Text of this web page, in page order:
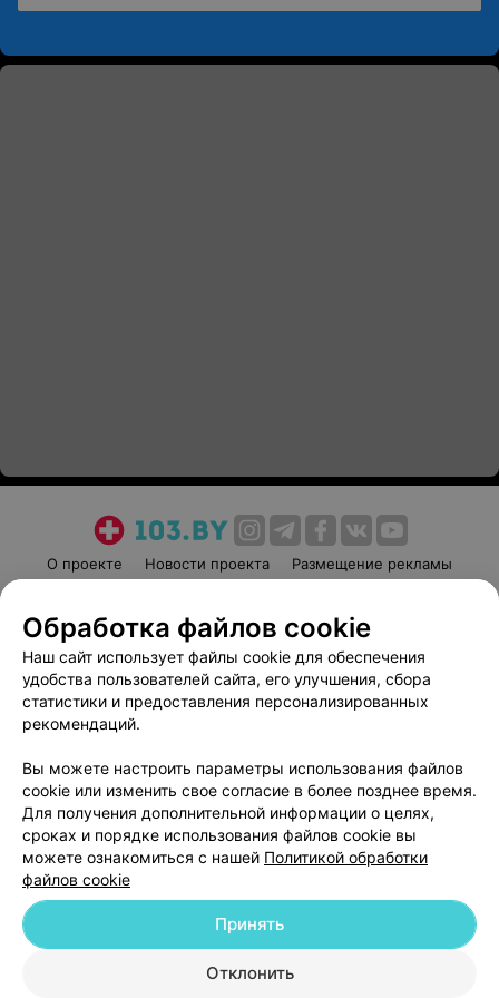
О проекте Новости проекта
Размещение рекламы
Пользовательское соглашение
Способы оплаты
Вакансии
Партнеры
Написать руководителю 103.by
Обработка персональных данных
© 2026 ООО «Артокс Лаб», УНП 191700409
| 220012, Республика Беларусь,
Обработка файлов cookie
Наш сайт использует файлы cookie для обеспечения
удобства пользователей сайта, его улучшения, сбора
статистики и предоставления персонализированных
рекомендаций.
Вы можете настроить параметры использования файлов
cookie или изменить свое согласие в более позднее время.
Для получения дополнительной информации о целях,
сроках и порядке использования файлов cookie вы
можете ознакомиться с нашей Политикой обработки
файлов cookie
Отклонить
Принять